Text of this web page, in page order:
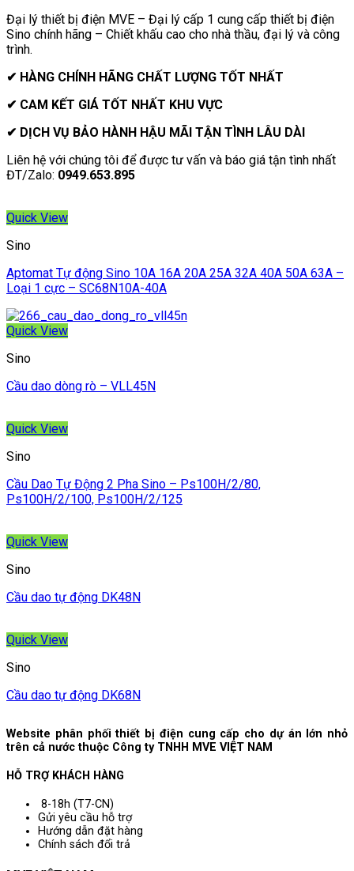
Đại lý thiết bị điện MVE – Đại lý cấp 1 cung cấp thiết bị điện
Sino chính hãng – Chiết khấu cao cho nhà thầu, đại lý và công
trình.
✔ HÀNG CHÍNH HÃNG CHẤT LƯỢNG TỐT NHẤT
✔ CAM KẾT GIÁ TỐT NHẤT KHU VỰC
✔ DỊCH VỤ BẢO HÀNH HẬU MÃI TẬN TÌNH LÂU DÀI
Liên hệ với chúng tôi để được tư vấn và báo giá tận tình nhất
ĐT/Zalo: 0949.653.895
Quick View
Sino
Aptomat Tự động Sino 10A 16A 20A 25A 32A 40A 50A 63A –
Loại 1 cực – SC68N10A-40A
Quick View
Sino
Cầu dao dòng rò – VLL45N
Quick View
Sino
Cầu Dao Tự Động 2 Pha Sino – Ps100H/2/80,
Ps100H/2/100, Ps100H/2/125
Quick View
Sino
Cầu dao tự động DK48N
Quick View
Sino
Cầu dao tự động DK68N
Website phân phối thiết bị điện cung cấp cho dự án lớn nhỏ
trên cả nước thuộc Công ty TNHH MVE VIỆT NAM
HỖ TRỢ KHÁCH HÀNG
8-18h (T7-CN)
Gửi yêu cầu hỗ trợ
Hướng dẫn đặt hàng
Chính sách đổi trả